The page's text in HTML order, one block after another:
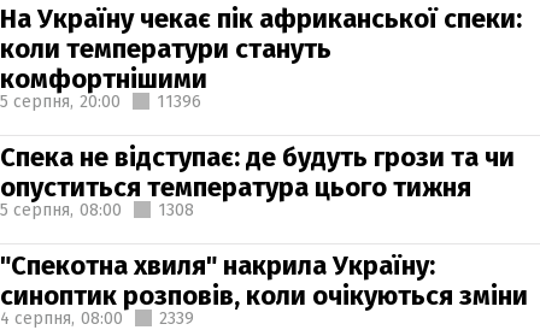
На Україну чекає пік африканської спеки:
коли температури стануть
комфортнішими
5 серпня, 20:00 11396
Спека не відступає: де будуть грози та чи
опуститься температура цього тижня
5 серпня, 08:00 1308
"Спекотна хвиля" накрила Україну:
синоптик розповів, коли очікуються зміни
4 серпня, 08:00 2339